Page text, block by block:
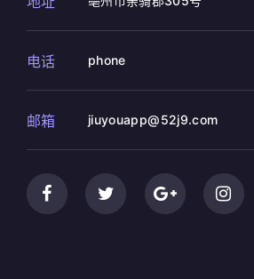
电话 phone
邮箱 jiuyouapp@52j9.com